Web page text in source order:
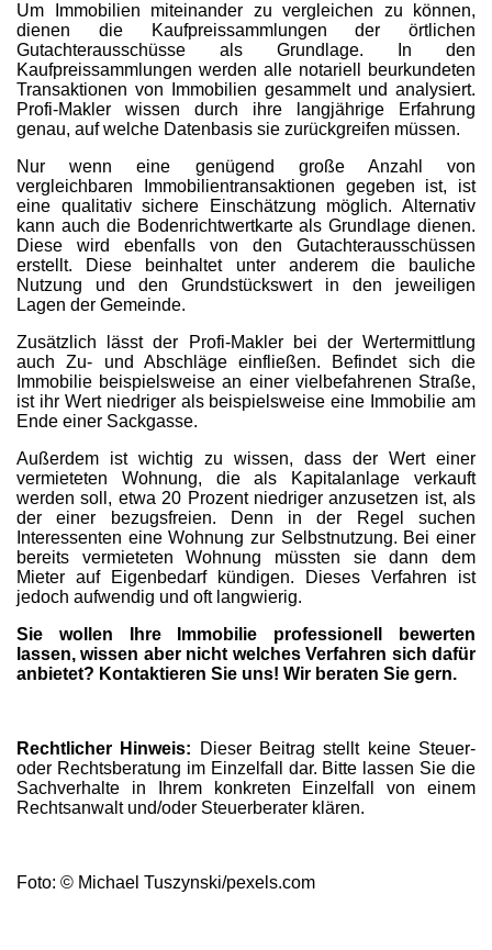
Um Immobilien miteinander zu vergleichen zu können,
dienen die Kaufpreissammlungen der örtlichen
Gutachterausschüsse als Grundlage. In den
Kaufpreissammlungen werden alle notariell beurkundeten
Transaktionen von Immobilien gesammelt und analysiert.
Profi-Makler wissen durch ihre langjährige Erfahrung
genau, auf welche Datenbasis sie zurückgreifen müssen.
Nur wenn eine genügend große Anzahl von
vergleichbaren Immobilientransaktionen gegeben ist, ist
eine qualitativ sichere Einschätzung möglich. Alternativ
kann auch die Bodenrichtwertkarte als Grundlage dienen.
Diese wird ebenfalls von den Gutachterausschüssen
erstellt. Diese beinhaltet unter anderem die bauliche
Nutzung und den Grundstückswert in den jeweiligen
Lagen der Gemeinde.
Zusätzlich lässt der Profi-Makler bei der Wertermittlung
auch Zu- und Abschläge einfließen. Befindet sich die
Immobilie beispielsweise an einer vielbefahrenen Straße,
ist ihr Wert niedriger als beispielsweise eine Immobilie am
Ende einer Sackgasse.
Außerdem ist wichtig zu wissen, dass der Wert einer
vermieteten Wohnung, die als Kapitalanlage verkauft
werden soll, etwa 20 Prozent niedriger anzusetzen ist, als
der einer bezugsfreien. Denn in der Regel suchen
Interessenten eine Wohnung zur Selbstnutzung. Bei einer
bereits vermieteten Wohnung müssten sie dann dem
Mieter auf Eigenbedarf kündigen. Dieses Verfahren ist
jedoch aufwendig und oft langwierig.
Sie wollen Ihre Immobilie professionell bewerten
lassen, wissen aber nicht welches Verfahren sich dafür
anbietet? Kontaktieren Sie uns! Wir beraten Sie gern.
Rechtlicher Hinweis: Dieser Beitrag stellt keine Steuer-
oder Rechtsberatung im Einzelfall dar. Bitte lassen Sie die
Sachverhalte in Ihrem konkreten Einzelfall von einem
Rechtsanwalt und/oder Steuerberater klären.
Foto: © Michael Tuszynski/pexels.com